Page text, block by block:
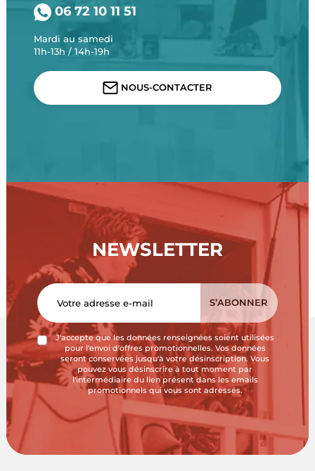
06 72 10 11 51
Mardi au samedi
11h-13h / 14h-19h
NOUS-CONTACTER
NEWSLETTER
J'accepte que les données renseignées soient utilisées
pour l'envoi d'offres promotionnelles. Vos données
seront conservées jusqu'à votre désinscription. Vous
pouvez vous désinscrire à tout moment par
l'intermédiaire du lien présent dans les emails
promotionnels qui vous sont adressés.